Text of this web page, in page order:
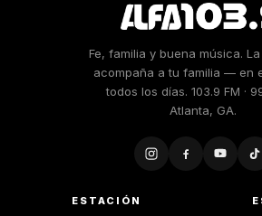
Fe, familia y buena música.
acompaña a tu familia — en
todos los días. 103.9 FM ·
Atlanta, GA.
ESTACIÓN